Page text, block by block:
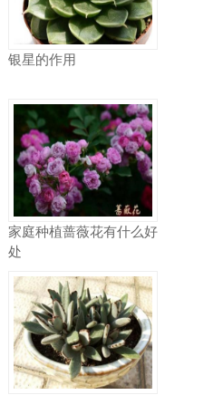
银星的作用
家庭种植蔷薇花有什么好
处